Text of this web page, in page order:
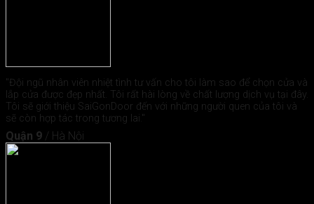
"Đội ngũ nhân viên nhiệt tình tư vấn cho tôi làm sao để chọn cửa và
lắp cửa được đẹp nhất. Tôi rất hài lòng về chất lượng dịch vụ tại đây.
Tôi sẽ giới thiệu SaiGonDoor đến với những người quen của tôi và
sẽ còn hợp tác trong tương lai."
Quận 9 / Hà Nội